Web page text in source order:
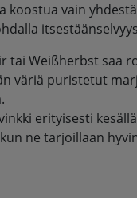
vain
tai Weißherbst saa
väriä puristetut
erityisesti
ne tarjoillaan